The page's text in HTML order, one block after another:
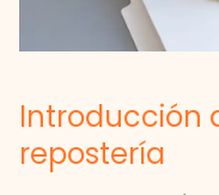
Introducción
repostería